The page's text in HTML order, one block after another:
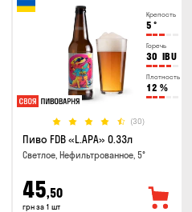
Крепость
5 °
Горечь
30 IBU
Плотность
12 %
(30)
Пиво FDB «L.APA» 0.33л
Светлое, Нефильтрованное, 5°
45,50
грн за 1 шт